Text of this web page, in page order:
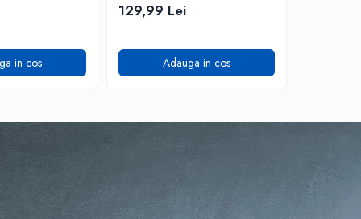
in cos
129,99 Lei
Adauga in cos